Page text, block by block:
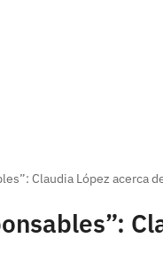
Claudia López acerca